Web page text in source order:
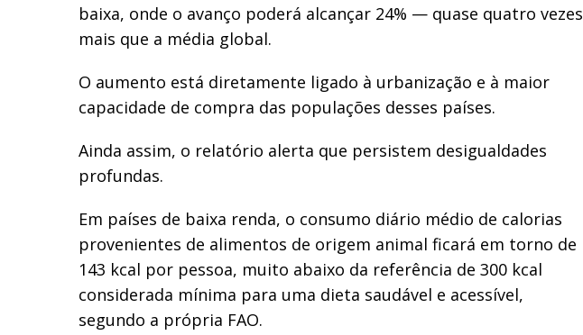
baixa, onde o avanço poderá alcançar 24% — quase quatro vezes
mais que a média global.
O aumento está diretamente ligado à urbanização e à maior
capacidade de compra das populações desses países.
Ainda assim, o relatório alerta que persistem desigualdades
profundas.
Em países de baixa renda, o consumo diário médio de calorias
provenientes de alimentos de origem animal ficará em torno de
143 kcal por pessoa, muito abaixo da referência de 300 kcal
considerada mínima para uma dieta saudável e acessível,
segundo a própria FAO.